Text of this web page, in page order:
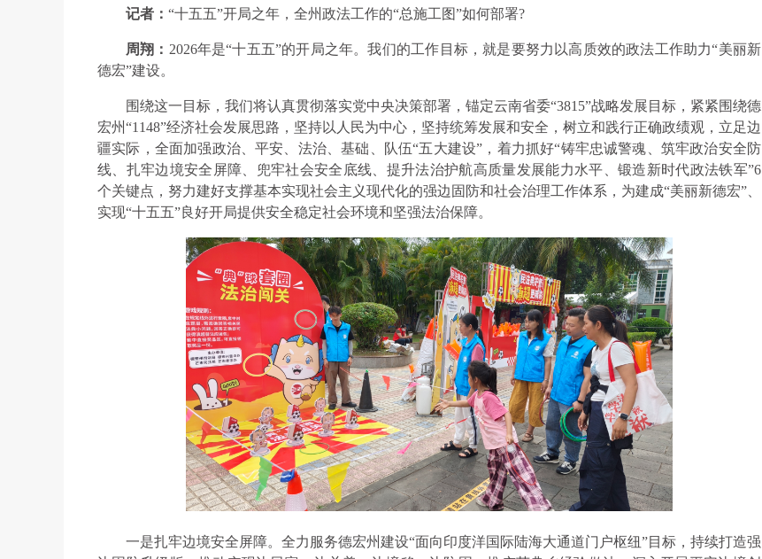
记者： “十五五”开局之年，全州政法工作的“总施工图”如何部署?
周翔： 2026年是“十五五”的开局之年。我们的工作目标，就是要努力以高质效的政法工作助力“美丽新
德宏”建设。
围绕这一目标，我们将认真贯彻落实党中央决策部署，锚定云南省委“3815”战略发展目标，紧紧围绕德
宏州“1148”经济社会发展思路，坚持以人民为中心，坚持统筹发展和安全，树立和践行正确政绩观，立足边
疆实际，全面加强政治、平安、法治、基础、队伍“五大建设”，着力抓好“铸牢忠诚警魂、筑牢政治安全防
线、扎牢边境安全屏障、兜牢社会安全底线、提升法治护航高质量发展能力水平、锻造新时代政法铁军”6
个关键点，努力建好支撑基本实现社会主义现代化的强边固防和社会治理工作体系，为建成“美丽新德宏”、
实现“十五五”良好开局提供安全稳定社会环境和坚强法治保障。
一是扎牢边境安全屏障。全力服务德宏州建设“面向印度洋国际陆海大通道门户枢纽”目标，持续打造强